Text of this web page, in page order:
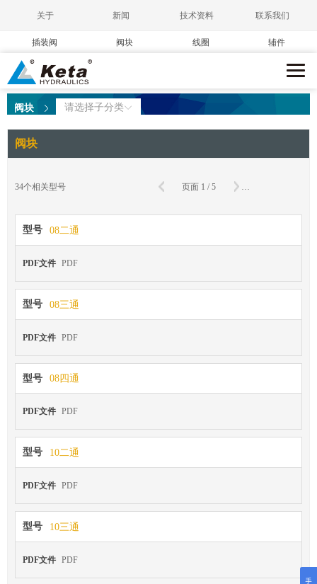
关于 新闻 技术资料 联系我们
插装阀 阀块 线圈 辅件
阀块 请选择子分类
阀块
34个相关型号 页面 1 /5 到第
型号 08二通
PDF文件 PDF
型号 08三通
PDF文件 PDF
型号 08四通
PDF文件 PDF
型号 10二通
PDF文件 PDF
型号 10三通
PDF文件 PDF